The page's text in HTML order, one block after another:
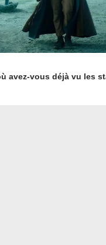
avez-vous déjà vu les